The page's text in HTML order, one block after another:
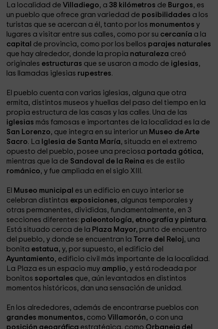
La localidad deVilladiego, a 38 kilómetros de Burgos, es
un pueblo que ofrece gran variedad de posibilidades a los
turistas que se acercan a él, tanto por los monumentos y
lugares a visitar entre sus calles, como por su cercanía a la
capital de provincia, como por los bellos parajes naturales
que hay alrededor, donde la propia naturaleza creó
originales estructuras que se usaron a modo de iglesias,
las llamadas iglesias rupestres.
El pueblo cuenta con varias iglesias, alguna que otra
ermita, distintos museos y huellas del paso del tiempo en la
propia estructura de las casas y las calles. Una de las
iglesias más famosas e importantes de la localidad es la de
San Lorenzo, que integra en su interior un Museo de Arte
Sacro. La Iglesia de Santa María, situada en el extremo
opuesto del pueblo, posee una preciosa portada gótica,
mientras que la de Sandoval de la Reina es de estilo
románico, y fue ampliada en el siglo XIII.
El Museo municipal es un edificio en cuyo interior se
celebran distintas exposiciones, algunas temporales y
otras permanentes, divididas, fundamentalmente, en 3
secciones diferentes: paleontología, etnografía y pintura.
Está situado cerca de la Plaza Mayor, punto de encuentro
del pueblo, y donde se encuentran la Torre del Reloj, una
bonita estatua, y, por supuesto, el edificio del
Ayuntamiento, edificio civil más importante de la localidad.
La Plaza es un espacio muy amplio, y está rodeada por
bonitos soportales que, aún levantados en distintos
momentos históricos, dan una sensación de unidad.
En los alrededores, además de encontrarse pueblos con
grandes monumentos, comoVillamorón, o con una
posición geográfica estratégica, como Orbaneja del